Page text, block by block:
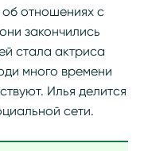
об отношениях с
закончились
стала актриса
много времени
Илья делится
сети.